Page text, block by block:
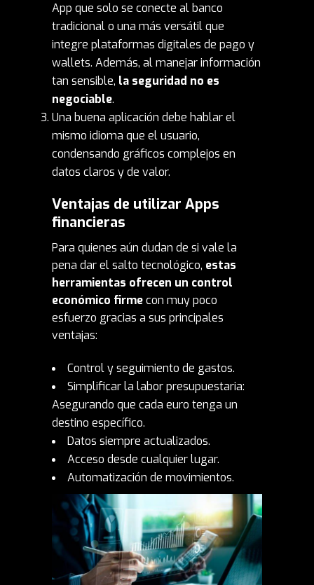
App que solo se conecte al banco
tradicional o una más versátil que
integre plataformas digitales de pago y
wallets. Además, al manejar información
tan sensible, la seguridad no es
negociable.
Una buena aplicación debe hablar el
mismo idioma que el usuario,
condensando gráficos complejos en
datos claros y de valor.
Ventajas de utilizar Apps
financieras
Para quienes aún dudan de si vale la
pena dar el salto tecnológico, estas
herramientas ofrecen un control
económico firmecon muy poco
esfuerzo gracias a sus principales
ventajas:
Control y seguimiento de gastos.
Simplificar la labor presupuestaria:
Asegurando que cada euro tenga un
destino específico.
Datos siempre actualizados.
Acceso desde cualquier lugar.
Automatización de movimientos.